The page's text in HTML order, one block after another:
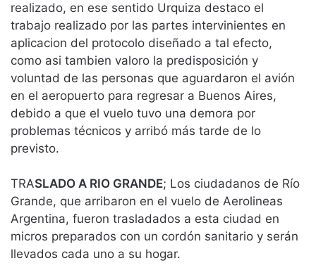
realizado, en ese sentido Urquiza destaco el
trabajo realizado por las partes intervinientes en
aplicacion del protocolo diseñado a tal efecto,
como asi tambien valoro la predisposición y
voluntad de las personas que aguardaron el avión
en el aeropuerto para regresar a Buenos Aires,
debido a que el vuelo tuvo una demora por
problemas técnicos y arribó más tarde de lo
previsto.
TRASLADO A RIO GRANDE; Los ciudadanos de Río
Grande, que arribaron en el vuelo de Aerolineas
Argentina, fueron trasladados a esta ciudad en
micros preparados con un cordón sanitario y serán
llevados cada uno a su hogar.